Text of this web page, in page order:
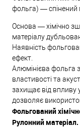
фольга) — спінений
Основа — хімічно
матеріалу
Наявність
ефект.
Алюмінієва фольга
властивості та
захищає від
дозволяє
Фольгований
Рулонний матеріал.